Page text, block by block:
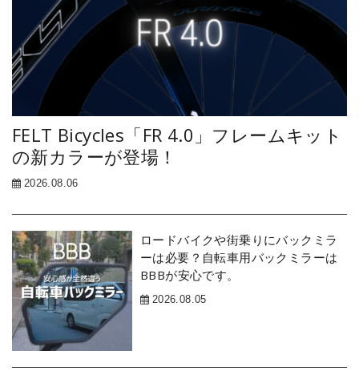
FELT Bicycles「FR 4.0」フレームキット
の新カラーが登場！
2026.08.06
ロードバイクや街乗りにバックミラ
ーは必要？自転車用バックミラーは
BBBが安心です。
2026.08.05